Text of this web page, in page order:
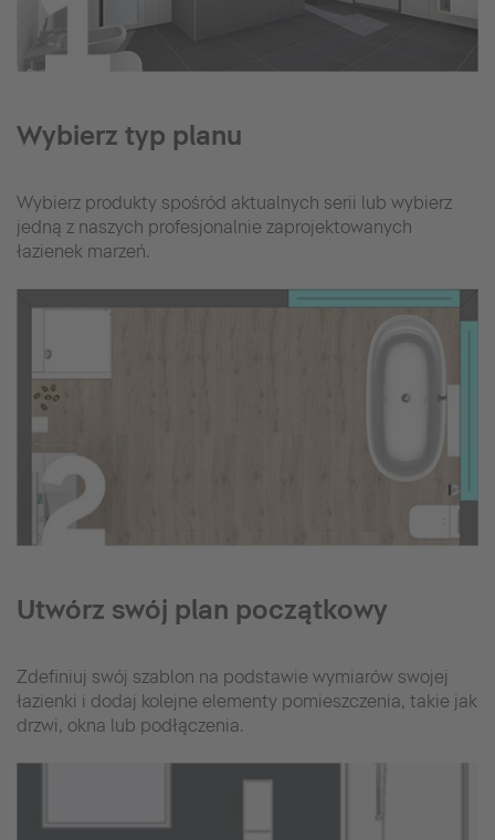
Wybierz typ planu
Wybierz produkty spośród aktualnych serii lub wybierz
jedną z naszych profesjonalnie zaprojektowanych
łazienek marzeń.
Utwórz swój plan początkowy
Zdefiniuj swój szablon na podstawie wymiarów swojej
łazienki i dodaj kolejne elementy pomieszczenia, takie jak
drzwi, okna lub podłączenia.